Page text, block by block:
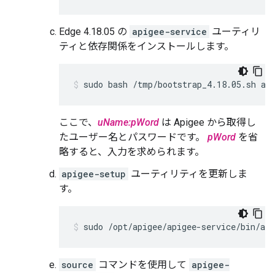
Edge 4.18.05 の apigee-service ユーティリ
ティと依存関係をインストールします。
sudo bash /tmp/bootstrap_4.18.05.sh
ここで、 uName:pWord は Apigee から取得し
たユーザー名とパスワードです。 pWord を省
略すると、入力を求められます。
apigee-setup ユーティリティを更新しま
す。
sudo /opt/apigee/apigee-service/bin/
source コマンドを使用して apigee-